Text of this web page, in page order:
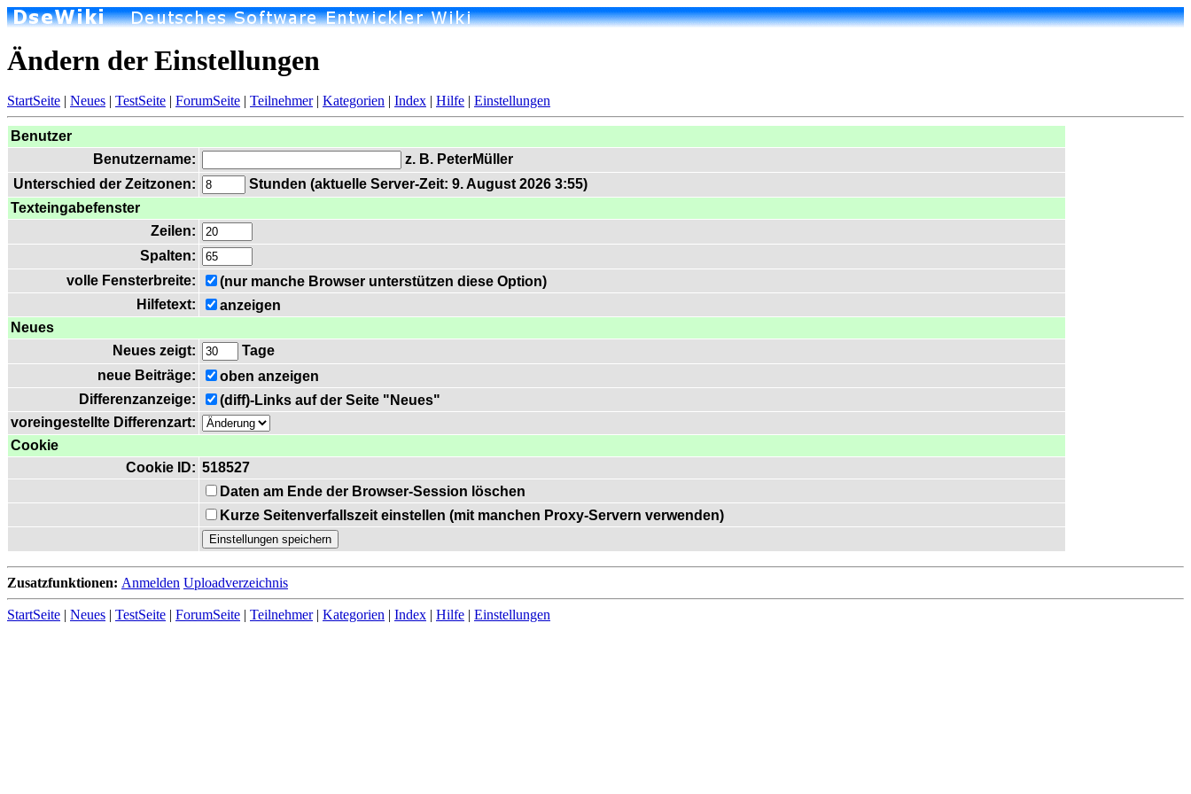
Ändern der Einstellungen
StartSeite | Neues | TestSeite | ForumSeite | Teilnehmer| Kategorien | Index | Hilfe | Einstellungen
Benutzer
Benutzername:
z. B. PeterMüller
Unterschied der Zeitzonen:
Stunden (aktuelle Server-Zeit: 9. August 2026 3:55)
Texteingabefenster
Zeilen:
Spalten:
volle Fensterbreite:
(nur manche Browser unterstützen diese Option)
Hilfetext:
anzeigen
Neues
Neues zeigt:
Tage
neue Beiträge:
oben anzeigen
Differenzanzeige:
(diff)-Links auf der Seite "Neues"
voreingestellte Differenzart:
Cookie
Cookie ID: 518527
Daten am Ende der Browser-Session löschen
Kurze Seitenverfallszeit einstellen (mit manchen Proxy-Servern verwenden)
Zusatzfunktionen: Anmelden Uploadverzeichnis
StartSeite | Neues | TestSeite | ForumSeite | Teilnehmer| Kategorien | Index | Hilfe | Einstellungen